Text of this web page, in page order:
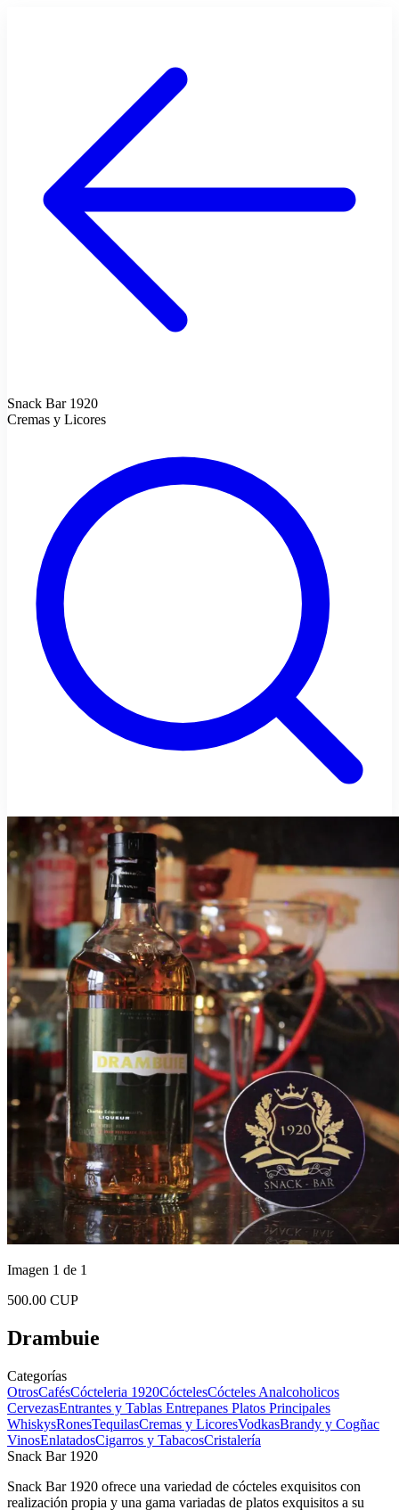
Snack Bar 1920
Cremas y Licores
Imagen 1 de 1
500.00 CUP
Drambuie
Categorías
OtrosCafésCócteleria 1920CóctelesCócteles Analcoholicos
CervezasEntrantes y Tablas Entrepanes Platos Principales
WhiskysRonesTequilasCremas y LicoresVodkasBrandy y Cogñac
VinosEnlatadosCigarros y TabacosCristalería
Snack Bar 1920
Snack Bar 1920 ofrece una variedad de cócteles exquisitos con
realización propia y una gama variadas de platos exquisitos a su